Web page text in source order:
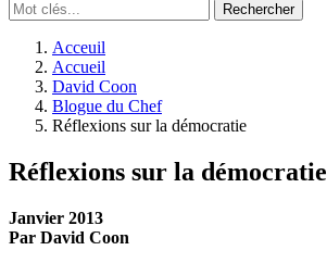
Acceuil
Accueil
David Coon
Blogue du Chef
Réflexions sur la démocratie
Réflexions sur la démocratie
Janvier 2013
Par David Coon